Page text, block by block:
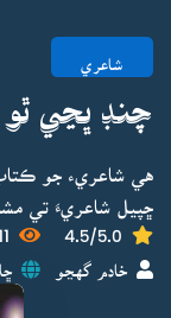
شاعري
چنڊ ڀڃي
هي شاعريء جو
ڇپيل شاعريءَ تي
4.5/5.0
خادم گهڃو